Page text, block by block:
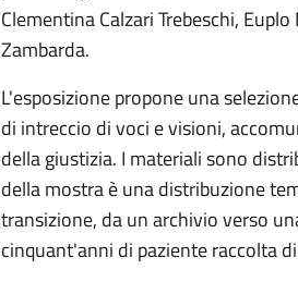
Clementina Calzari Trebeschi,
Zambarda.
L'esposizione propone una
di intreccio di voci e visioni,
della giustizia. I materiali sono
della mostra è una distribuzione
transizione, da un archivio verso
cinquant'anni di paziente raccolta